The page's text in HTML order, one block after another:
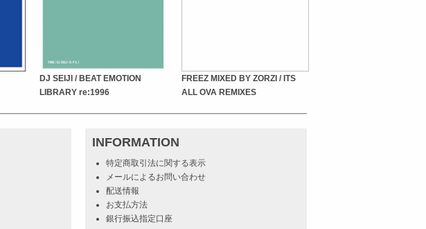
DJ SEIJI / BEAT EMOTION
LIBRARY re:1996
FREEZ MIXED BY ZORZI / ITS
ALL OVA REMIXES
INFORMATION
特定商取引法に関する表示
メールによるお問い合わせ
配送情報
お支払方法
銀行振込指定口座